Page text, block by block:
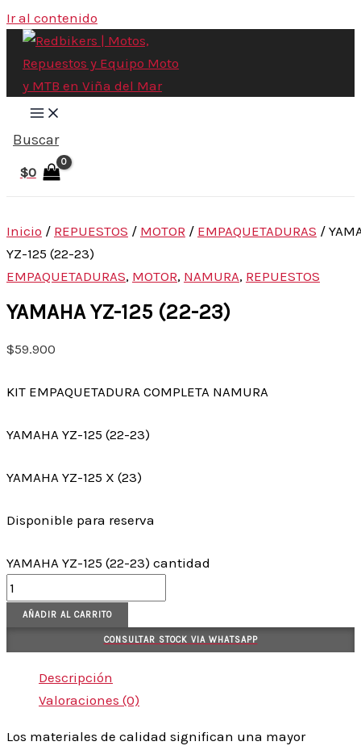
Ir al contenido
Buscar
$0
Inicio / REPUESTOS / MOTOR / EMPAQUETADURAS /
YZ-125 (22-23)
EMPAQUETADURAS, MOTOR, NAMURA, REPUESTOS
YAMAHA YZ-125 (22-23)
$59.900
KIT EMPAQUETADURA COMPLETA NAMURA
YAMAHA YZ-125 (22-23)
YAMAHA YZ-125 X (23)
Disponible para reserva
YAMAHA YZ-125 (22-23) cantidad
AÑADIR AL CARRITO
CONSULTAR STOCK VIA WHATSAPP
Descripción
Valoraciones (0)
Los materiales de calidad significan una mayor